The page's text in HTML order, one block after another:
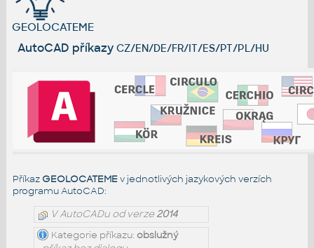
GEOLOCATEME
AutoCAD příkazy CZ/EN/DE/FR/IT/ES/PT/PL/HU
Příkaz GEOLOCATEMEv jednotlivých jazykových verzích
programu AutoCAD:
V AutoCADu od verze2014
Kategorie příkazu: obslužný